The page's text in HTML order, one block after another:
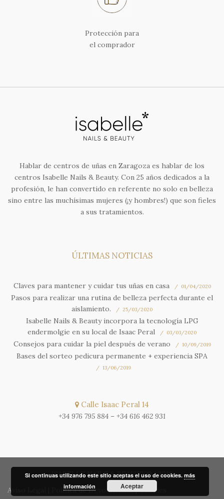
Protección para
el comprador
Hablar de centros de uñas en Zaragoza es hablar de los
centros Isabelle Nails & Beauty. Con 25 años dedicados a la
profesión, le han convertido en referente no solo en belleza
sino entre las muchísimas mujeres (¡y hombres!) que son fieles
a sus tratamientos.
ÚLTIMAS NOTICIAS
Claves para mantener y cuidar tus uñas en casa 01/04/2020
Pasos para realizar una rutina de belleza perfecta durante el
aislamiento.
25/03/2020
Isabelle Nails & Beauty incorpora la tecnología LPG
endermolgie en su local de Isaac Peral
03/03/2020
Consejos para cuidar la piel después de verano 10/09/2019
Bases del sorteo pedicura permanente + experiencia SPA
13/06/2019
Calle Isaac Peral 14
+34 976 795 884 – +34 616 462 931
ISABELLE NAILS & BEAUTY® | 2018
Aviso Legal
Política de Devoluciones|Cookies
Si continuas utilizando este sitio aceptas el uso de cookies.más
información
Aceptar